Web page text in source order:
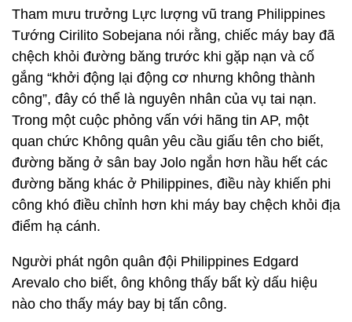
Tham mưu trưởng Lực lượng vũ trang Philippines
Tướng Cirilito Sobejana nói rằng, chiếc máy bay đã
chệch khỏi đường băng trước khi gặp nạn và cố
gắng “khởi động lại động cơ nhưng không thành
công”, đây có thể là nguyên nhân của vụ tai nạn.
Trong một cuộc phỏng vấn với hãng tin AP, một
quan chức Không quân yêu cầu giấu tên cho biết,
đường băng ở sân bay Jolo ngắn hơn hầu hết các
đường băng khác ở Philippines, điều này khiến phi
công khó điều chỉnh hơn khi máy bay chệch khỏi địa
điểm hạ cánh.
Người phát ngôn quân đội Philippines Edgard
Arevalo cho biết, ông không thấy bất kỳ dấu hiệu
nào cho thấy máy bay bị tấn công.